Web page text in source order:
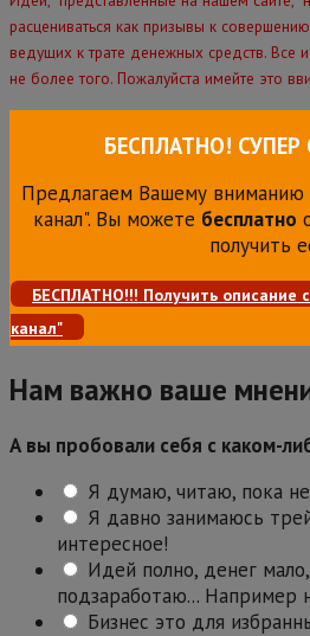
расцениваться как призывы к
ведущих к трате денежных средств. Все
не более того. Пожалуйста имейте это
БЕСПЛАТНО! СУПЕР
Предлагаем Вашему
канал". Вы можете бесплатно
получить
БЕСПЛАТНО!!! Получить описание
канал"
Нам важно ваше
А вы пробовали себя с каком-
Я думаю, читаю, пока
Я давно занимаюсь
интересное!
Идей полно, денег мало,
подзаработаю... Например
Бизнес это для